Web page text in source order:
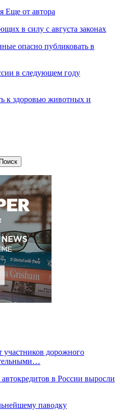
Еще от автора
в силу с августа законах
опасно публиковать в
в следующем году
к здоровью животных и
участников дорожного
в России выросли
паводку